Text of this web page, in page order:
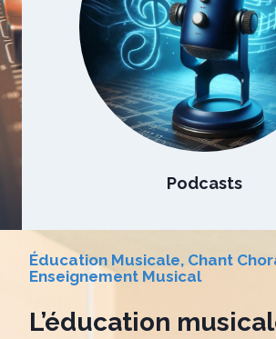
Podcasts
Éducation Musicale, Chant
Enseignement Musical
L’éducation